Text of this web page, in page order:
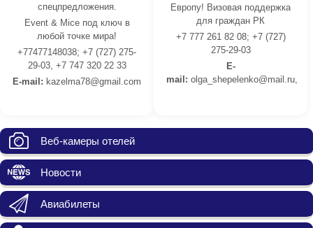
спецпредложения.
Event & Mice под ключ в
любой точке мира!
+77477148038; +7 (727) 275-
29-03, +7 747 320 22 33
E-mail: kazelma78@gmail.com
Европу! Визовая поддержка
для граждан РК
+7 777 261 82 08; +7 (727)
275-29-03
E-
mail: olga_shepelenko@mail.ru,
Веб-камеры отелей
Новости
Авиабилеты